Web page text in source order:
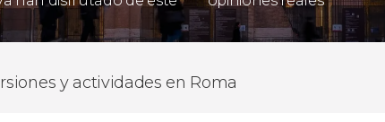
y actividades en Roma